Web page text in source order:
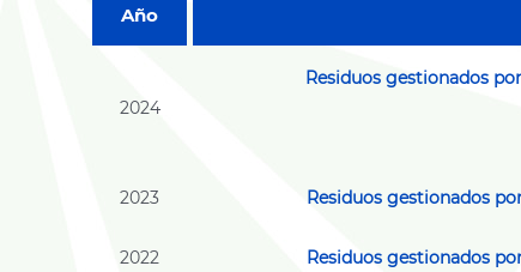
Año
2024
Residuos gestionados
2023 Residuos gestionados
2022 Residuos gestionados